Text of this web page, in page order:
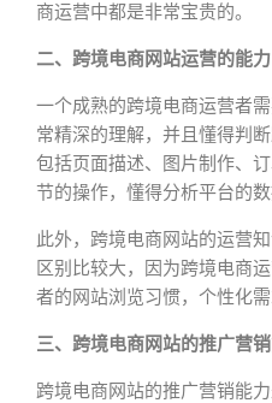
商运营中都是非常宝贵的。
二、跨境电商网站运营的能力
一个成熟的跨境电商运营者
常精深的理解，并且懂得判
包括页面描述、图片制作、
节的操作，懂得分析平台的
此外，跨境电商网站的运营
区别比较大，因为跨境电商
者的网站浏览习惯，个性化需
三、跨境电商网站的推广营
跨境电商网站的推广营销能